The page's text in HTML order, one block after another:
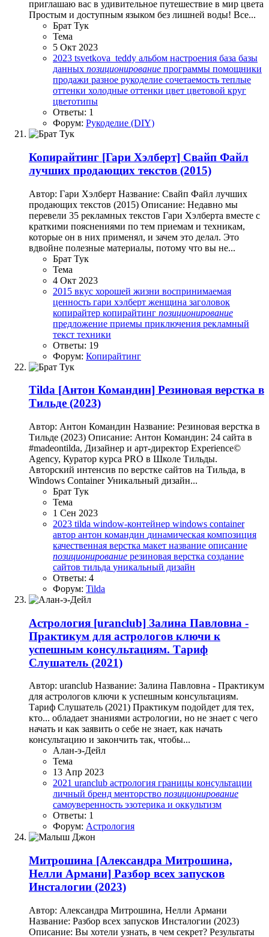
приглашаю вас в удивительное путешествие в мир цвета
Простым и доступным языком без лишней воды! Все...
Брат Тук
Тема
5 Окт 2023
2023 tsvetkova_teddy альбом настроения база базы
данных позиционирование программы помощники
продажи разное рукоделие сочетаемость теплые
оттенки холодные оттенки цвет цветовой круг
цветотипы
Ответы: 1
Форум: Рукоделие (DIY)
Копирайтинг [Гари Хэлберт] Свайп Файл
лучших продающих текстов (2015)
Автор: Гари Хэлберт Название: Свайп Файл лучших
продающих текстов (2015) Описание: Недавно мы
перевели 35 рекламных текстов Гари Хэлберта вместе с
краткими пояснениями по тем приемам и техникам,
которые он в них применял, и зачем это делал. Это
вдвойне полезные материалы, потому что вы не...
Брат Тук
Тема
4 Окт 2023
2015 вкус хорошей жизни воспринимаемая
ценность гари хэлберт женщина заголовок
копирайтер копирайтинг позиционирование
предложение приемы приключения рекламный
текст техники
Ответы: 19
Форум: Копирайтинг
Tilda [Антон Командин] Резиновая верстка в
Тильде (2023)
Автор: Антон Командин Название: Резиновая верстка в
Тильде (2023) Описание: Антон Командин: 24 сайта в
#madeontilda, Дизайнер и арт-директор Experience©
Agency, Куратор курса PRO в Школе Тильды.
Авторский интенсив по верстке сайтов на Тильда, в
Windows Container Уникальный дизайн...
Брат Тук
Тема
1 Сен 2023
2023 tilda window-контейнер windows container
автор антон командин динамическая композиция
качественная верстка макет название описание
позиционирование резиновая верстка создание
сайтов тильда уникальный дизайн
Ответы: 4
Форум: Tilda
Астрология [uranclub] Залина Павловна -
Практикум для астрологов ключи к
успешным консультациям. Тариф
Слушатель (2021)
Автор: uranclub Название: Залина Павловна - Практикум
для астрологов ключи к успешным консультациям.
Тариф Слушатель (2021) Практикум подойдет для тех,
кто... обладает знаниями астрологии, но не знает с чего
начать и как заявить о себе не знает, как начать
консультацию и закончить так, чтобы...
Алан-э-Дейл
Тема
13 Апр 2023
2021 uranclub астрология границы консультации
личный бренд менторство позиционирование
самоуверенность эзотерика и оккультизм
Ответы: 1
Форум: Астрология
Митрошина [Александра Митрошина,
Нелли Армани] Разбор всех запусков
Инсталогии (2023)
Автор: Александра Митрошина, Нелли Армани
Название: Разбор всех запусков Инсталогии (2023)
Описание: Вы хотели узнать, в чем секрет? Результаты